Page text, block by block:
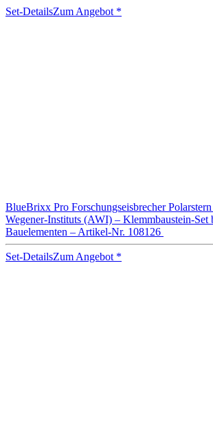
Set-DetailsZum Angebot *
BlueBrixx Pro Forschungseisbrecher
Wegener-Instituts (AWI) – Klemmbaustein-Set
Bauelementen – Artikel-Nr. 108126
Set-DetailsZum Angebot *